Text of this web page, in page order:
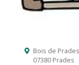
Bois de Prades
07380 Prades